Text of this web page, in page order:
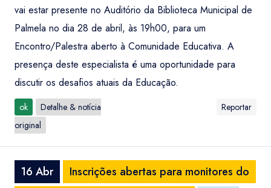
vai estar presente no Auditório da Biblioteca Municipal de
Palmela no dia 28 de abril, às 19h00, para um
Encontro/Palestra aberto à Comunidade Educativa. A
presença deste especialista é uma oportunidade para
discutir os desafios atuais da Educação.
ok
Detalhe & notícia
original
Reportar
16 Abr
Inscrições abertas para monitores do